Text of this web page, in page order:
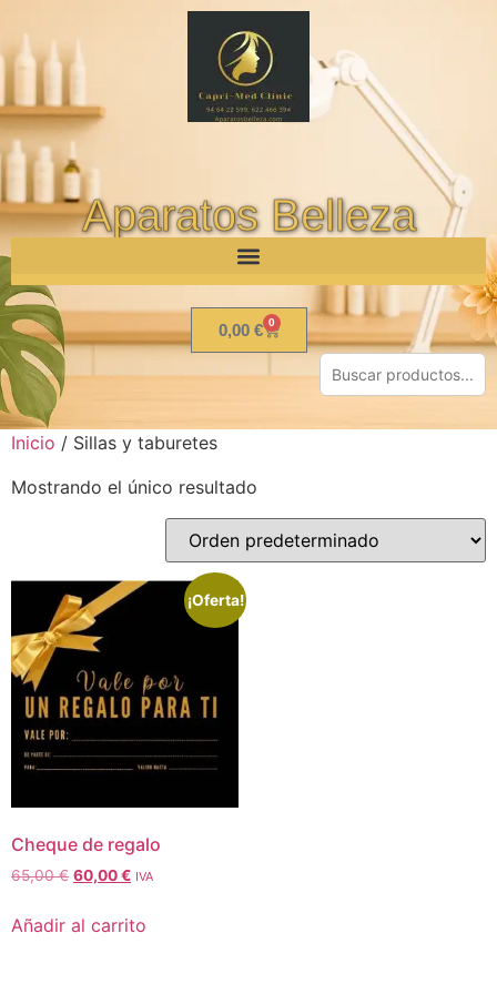
Aparatos Belleza
0,00 € 0
Inicio / Sillas y taburetes
Mostrando el único resultado
¡Oferta!
Cheque de regalo
65,00€ 60,00€ IVA
Añadir al carrito